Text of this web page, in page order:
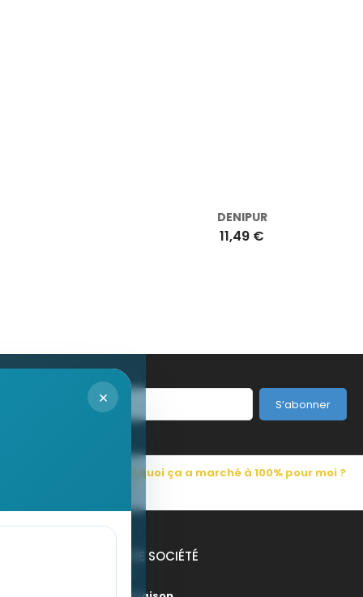
× S’abonner
Pourquoi ça a marché à 100% pour moi ?
NOTRE SOCIÉTÉ